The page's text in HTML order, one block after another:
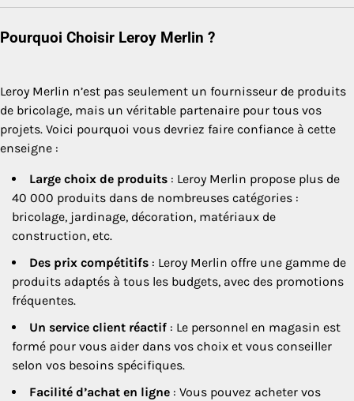
Pourquoi Choisir Leroy Merlin ?
Leroy Merlin n’est pas seulement un fournisseur de produits
de bricolage, mais un véritable partenaire pour tous vos
projets. Voici pourquoi vous devriez faire confiance à cette
enseigne :
Large choix de produits : Leroy Merlin propose plus de
40 000 produits dans de nombreuses catégories :
bricolage, jardinage, décoration, matériaux de
construction, etc.
Des prix compétitifs : Leroy Merlin offre une gamme de
produits adaptés à tous les budgets, avec des promotions
fréquentes.
Un service client réactif : Le personnel en magasin est
formé pour vous aider dans vos choix et vous conseiller
selon vos besoins spécifiques.
Facilité d’achat en ligne : Vous pouvez acheter vos